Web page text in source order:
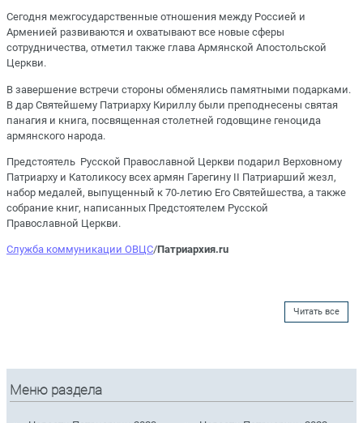
Сегодня межгосударственные отношения между Россией и
Арменией развиваются и охватывают все новые сферы
сотрудничества, отметил также глава Армянской Апостольской
Церкви.
В завершение встречи стороны обменялись памятными подарками.
В дар Святейшему Патриарху Кириллу были преподнесены святая
панагия и книга, посвященная столетней годовщине геноцида
армянского народа.
Предстоятель Русской Православной Церкви подарил Верховному
Патриарху и Католикосу всех армян Гарегину II Патриарший жезл,
набор медалей, выпущенный к 70-летию Его Святейшества, а также
собрание книг, написанных Предстоятелем Русской
Православной Церкви.
Служба коммуникации ОВЦС/Патриархия.ru
Читать все
Меню раздела